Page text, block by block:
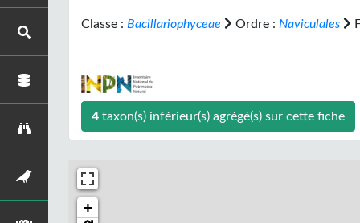
Classe : Bacillariophyceae Ordre : Naviculales
4 taxon(s) inférieur(s) agrégé(s) sur cette fiche
+